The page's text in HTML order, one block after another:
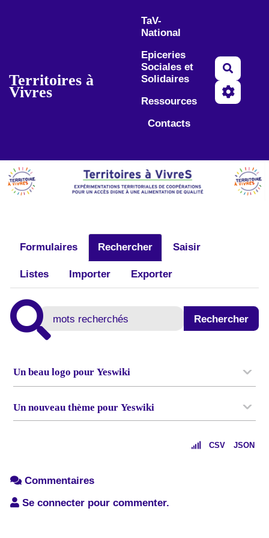
Territoires à
Vivres
TaV-
National
Epiceries
Sociales et
Solidaires
Ressources
Contacts
Formulaires Rechercher Saisir
Listes Importer Exporter
Un beau logo pour Yeswiki
Un nouveau thème pour Yeswiki
CSV JSON
Commentaires
Se connecter pour commenter.